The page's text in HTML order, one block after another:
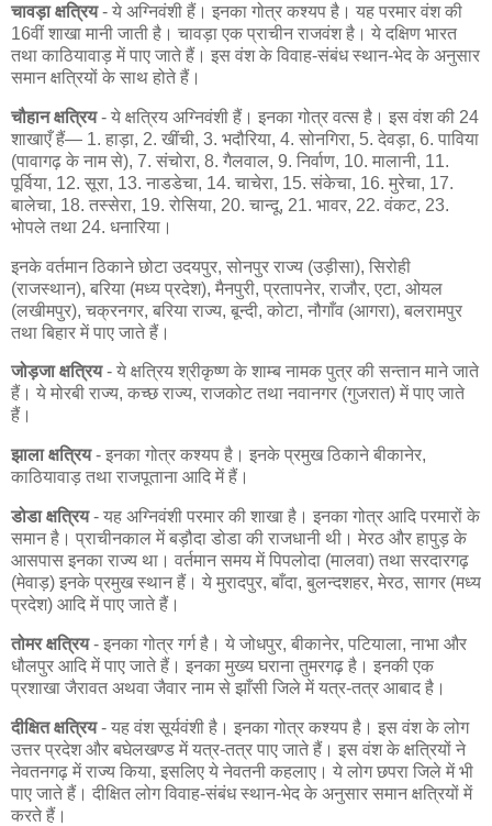
चावड़ा क्षत्रिय- ये अग्निवंशी हैं। इनका गोत्र कश्यप है। यह परमार वंश की
16वीं शाखा मानी जाती है। चावड़ा एक प्राचीन राजवंश है। ये दक्षिण भारत
तथा काठियावाड़ में पाए जाते हैं। इस वंश के विवाह-संबंध स्थान-भेद के अनुसार
समान क्षत्रियों के साथ होते हैं।
चौहान क्षत्रिय- ये क्षत्रिय अग्निवंशी हैं। इनका गोत्र वत्स है। इस वंश की 24
शाखाएँ हैं— 1. हाड़ा, 2. खींची, 3. भदौरिया, 4. सोनगिरा, 5. देवड़ा, 6. पाविया
(पावागढ़ के नाम से), 7. संचोरा, 8. गैलवाल, 9. निर्वाण, 10. मालानी, 11.
पूर्विया, 12. सूरा, 13. नाडडेचा, 14. चाचेरा, 15. संकेचा, 16. मुरेचा, 17.
बालेचा, 18. तस्सेरा, 19. रोसिया, 20. चान्दू, 21. भावर, 22. वंकट, 23.
भोपले तथा 24. धनारिया।
इनके वर्तमान ठिकाने छोटा उदयपुर, सोनपुर राज्य (उड़ीसा), सिरोही
(राजस्थान), बरिया (मध्य प्रदेश), मैनपुरी, प्रतापनेर, राजौर, एटा, ओयल
(लखीमपुर), चक्रनगर, बरिया राज्य, बून्दी, कोटा, नौगाँव (आगरा), बलरामपुर
तथा बिहार में पाए जाते हैं।
जोड़जा क्षत्रिय- ये क्षत्रिय श्रीकृष्ण के शाम्ब नामक पुत्र की सन्तान माने जाते
हैं। ये मोरबी राज्य, कच्छ राज्य, राजकोट तथा नवानगर (गुजरात) में पाए जाते
हैं।
झाला क्षत्रिय- इनका गोत्र कश्यप है। इनके प्रमुख ठिकाने बीकानेर,
काठियावाड़ तथा राजपूताना आदि में हैं।
डोडा क्षत्रिय- यह अग्निवंशी परमार की शाखा है। इनका गोत्र आदि परमारों के
समान है। प्राचीनकाल में बड़ौदा डोडा की राजधानी थी। मेरठ और हापुड़ के
आसपास इनका राज्य था। वर्तमान समय में पिपलोदा (मालवा) तथा सरदारगढ़
(मेवाड़) इनके प्रमुख स्थान हैं। ये मुरादपुर, बाँदा, बुलन्दशहर, मेरठ, सागर (मध्य
प्रदेश) आदि में पाए जाते हैं।
तोमर क्षत्रिय- इनका गोत्र गर्ग है। ये जोधपुर, बीकानेर, पटियाला, नाभा और
धौलपुर आदि में पाए जाते हैं। इनका मुख्य घराना तुमरगढ़ है। इनकी एक
प्रशाखा जैरावत अथवा जैवार नाम से झाँसी जिले में यत्र-तत्र आबाद है।
दीक्षित क्षत्रिय- यह वंश सूर्यवंशी है। इनका गोत्र कश्यप है। इस वंश के लोग
उत्तर प्रदेश और बघेलखण्ड में यत्र-तत्र पाए जाते हैं। इस वंश के क्षत्रियों ने
नेवतनगढ़ में राज्य किया, इसलिए ये नेवतनी कहलाए। ये लोग छपरा जिले में भी
पाए जाते हैं। दीक्षित लोग विवाह-संबंध स्थान-भेद के अनुसार समान क्षत्रियों में
करते हैं।